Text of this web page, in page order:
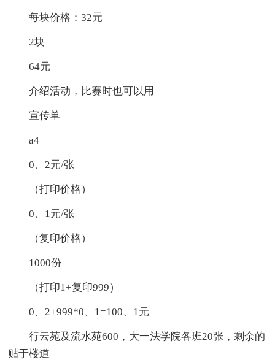
每块价格：32元
2块
64元
介绍活动，比赛时也可以用
宣传单
a4
0、2元/张
（打印价格）
0、1元/张
（复印价格）
1000份
（打印1+复印999）
0、2+999*0、1=100、1元
行云苑及流水苑600，大一法学院各班20张，剩余的
贴于楼道